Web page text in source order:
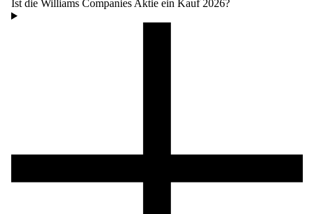
Ist die Williams Companies Aktie ein Kauf 2026?